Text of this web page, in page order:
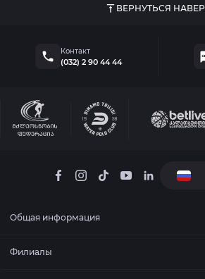
ВЕРНУТЬСЯ
Контакт
(032) 2 90 44 44
Общая информация
Филиалы